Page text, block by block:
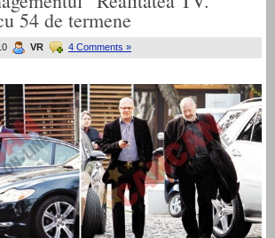
54 de termene
VR 4 Comments »